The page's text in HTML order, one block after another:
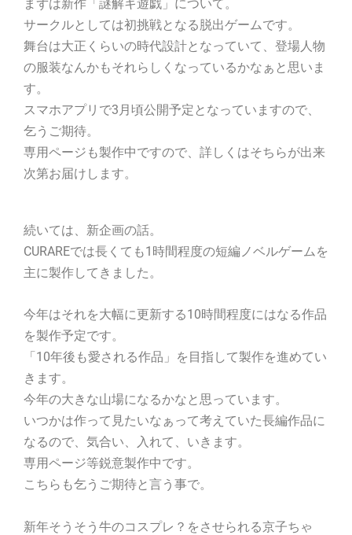
まずは新作「謎解キ遊戯」について。
サークルとしては初挑戦となる脱出ゲームです。
舞台は大正くらいの時代設計となっていて、登場人物
の服装なんかもそれらしくなっているかなぁと思いま
す。
スマホアプリで3月頃公開予定となっていますので、
乞うご期待。
専用ページも製作中ですので、詳しくはそちらが出来
次第お届けします。
続いては、新企画の話。
CURAREでは長くても1時間程度の短編ノベルゲームを
主に製作してきました。
今年はそれを大幅に更新する10時間程度にはなる作品
を製作予定です。
「10年後も愛される作品」を目指して製作を進めてい
きます。
今年の大きな山場になるかなと思っています。
いつかは作って見たいなぁって考えていた長編作品に
なるので、気合い、入れて、いきます。
専用ページ等鋭意製作中です。
こちらも乞うご期待と言う事で。
新年そうそう牛のコスプレ？をさせられる京子ちゃ